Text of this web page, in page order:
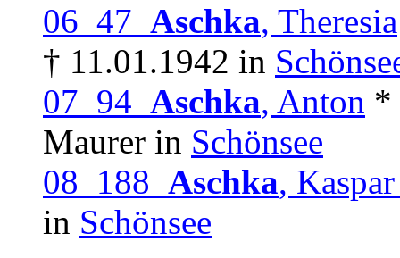
06 47 Aschka, Theresia
† 11.01.1942 in
07 94 Aschka, Anton *
Maurer in Schönsee
08 188 Aschka,
in Schönsee